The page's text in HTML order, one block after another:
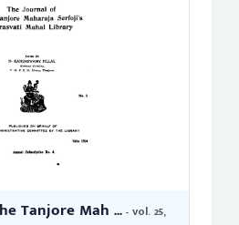
Tanjore Mah ...- vol. 25,